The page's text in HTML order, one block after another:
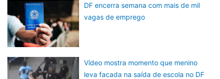
DF encerra semana com mais de mil
vagas de emprego
Vídeo mostra momento que menino
leva facada na saída de escola no DF